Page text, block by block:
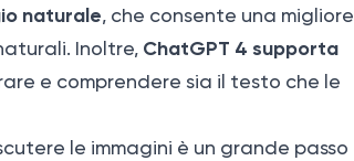
naturale, che consente una migliore
Inoltre, ChatGPT 4 supporta
e comprendere sia il testo che le
le immagini è un grande passo